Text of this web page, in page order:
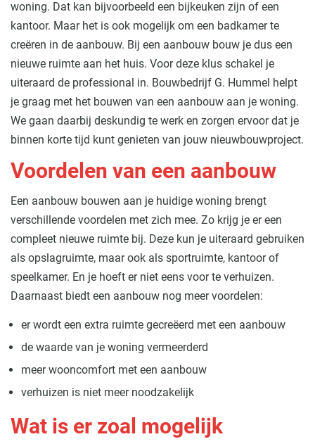
woning. Dat kan bijvoorbeeld een bijkeuken zijn of een
kantoor. Maar het is ook mogelijk om een badkamer te
creëren in de aanbouw. Bij een aanbouw bouw je dus een
nieuwe ruimte aan het huis. Voor deze klus schakel je
uiteraard de professional in. Bouwbedrijf G. Hummel helpt
je graag met het bouwen van een aanbouw aan je woning.
We gaan daarbij deskundig te werk en zorgen ervoor dat je
binnen korte tijd kunt genieten van jouw nieuwbouwproject.
Voordelen van een aanbouw
Een aanbouw bouwen aan je huidige woning brengt
verschillende voordelen met zich mee. Zo krijg je er een
compleet nieuwe ruimte bij. Deze kun je uiteraard gebruiken
als opslagruimte, maar ook als sportruimte, kantoor of
speelkamer. En je hoeft er niet eens voor te verhuizen.
Daarnaast biedt een aanbouw nog meer voordelen:
er wordt een extra ruimte gecreëerd met een aanbouw
de waarde van je woning vermeerderd
meer wooncomfort met een aanbouw
verhuizen is niet meer noodzakelijk
Wat is er zoal mogelijk